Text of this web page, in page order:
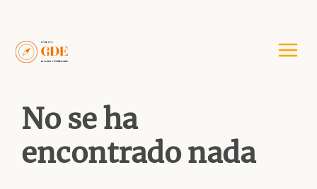
contenido
No se ha
encontrado nada